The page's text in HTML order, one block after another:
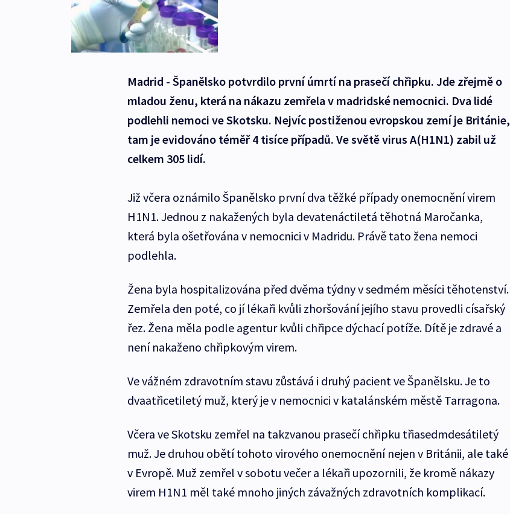
Madrid - Španělsko potvrdilo první úmrtí na prasečí chřipku. Jde zřejmě o
mladou ženu, která na nákazu zemřela v madridské nemocnici. Dva lidé
podlehli nemoci ve Skotsku. Nejvíc postiženou evropskou zemí je Británie,
tam je evidováno téměř 4 tisíce případů. Ve světě virus A(H1N1) zabil už
celkem 305 lidí.
Již včera oznámilo Španělsko první dva těžké případy onemocnění virem
H1N1. Jednou z nakažených byla devatenáctiletá těhotná Maročanka,
která byla ošetřována v nemocnici v Madridu. Právě tato žena nemoci
podlehla.
Žena byla hospitalizována před dvěma týdny v sedmém měsíci těhotenství.
Zemřela den poté, co jí lékaři kvůli zhoršování jejího stavu provedli císařský
řez. Žena měla podle agentur kvůli chřipce dýchací potíže. Dítě je zdravé a
není nakaženo chřipkovým virem.
Ve vážném zdravotním stavu zůstává i druhý pacient ve Španělsku. Je to
dvaatřicetiletý muž, který je v nemocnici v katalánském městě Tarragona.
Včera ve Skotsku zemřel na takzvanou prasečí chřipku třiasedmdesátiletý
muž. Je druhou obětí tohoto virového onemocnění nejen v Británii, ale také
v Evropě. Muž zemřel v sobotu večer a lékaři upozornili, že kromě nákazy
virem H1N1 měl také mnoho jiných závažných zdravotních komplikací.